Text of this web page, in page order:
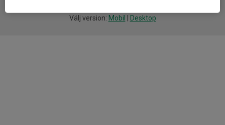
Välj version: Mobil Desktop